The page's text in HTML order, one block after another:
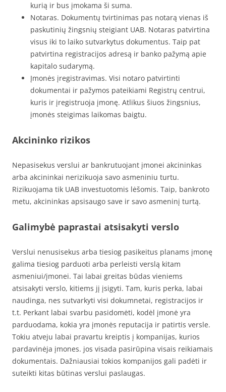
kurią ir bus įmokama ši suma.
Notaras. Dokumentų tvirtinimas pas notarą vienas iš
paskutinių žingsnių steigiant UAB. Notaras patvirtina
visus iki to laiko sutvarkytus dokumentus. Taip pat
patvirtina registracijos adresą ir banko pažymą apie
kapitalo sudarymą.
Įmonės įregistravimas. Visi notaro patvirtinti
dokumentai ir pažymos pateikiami Registrų centrui,
kuris ir įregistruoja įmonę. Atlikus šiuos žingsnius,
įmonės steigimas laikomas baigtu.
Akcininko rizikos
Nepasisekus verslui ar bankrutuojant įmonei akcininkas
arba akcininkai nerizikuoja savo asmeniniu turtu.
Rizikuojama tik UAB investuotomis lėšomis. Taip, bankroto
metu, akcininkas apsisaugo save ir savo asmeninį turtą.
Galimybė paprastai atsisakyti verslo
Verslui nenusisekus arba tiesiog pasikeitus planams įmonę
galima tiesiog parduoti arba perleisti verslą kitam
asmeniui/įmonei. Tai labai greitas būdas vieniems
atsisakyti verslo, kitiems jį įsigyti. Tam, kuris perka, labai
naudinga, nes sutvarkyti visi dokumnetai, registracijos ir
t.t. Perkant labai svarbu pasidomėti, kodėl įmonė yra
parduodama, kokia yra įmonės reputacija ir patirtis versle.
Tokiu atveju labai pravartu kreiptis į kompanijas, kurios
pardavinėja įmones. jos visada pasirūpina visais reikiamais
dokumentais. Dažniausiai tokios kompanijos gali padėti ir
suteikti kitas būtinas verslui paslaugas.